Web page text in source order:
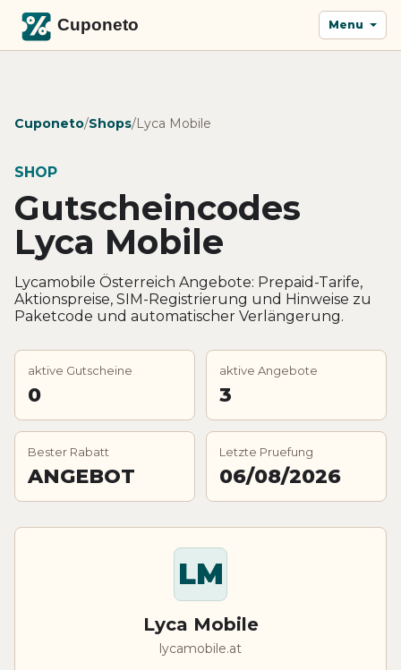
Menu
Cuponeto/Shops/Lyca Mobile
SHOP
Gutscheincodes
Lyca Mobile
Lycamobile Österreich Angebote: Prepaid-Tarife,
Aktionspreise, SIM-Registrierung und Hinweise zu
Paketcode und automatischer Verlängerung.
aktive Gutscheine
0
aktive Angebote
3
Bester Rabatt
ANGEBOT
Letzte Pruefung
06/08/2026
LM
Lyca Mobile
lycamobile.at